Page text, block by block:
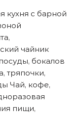
кухня с барной
чайник
бокалов
тряпочки,
Чай, кофе,
пищи,